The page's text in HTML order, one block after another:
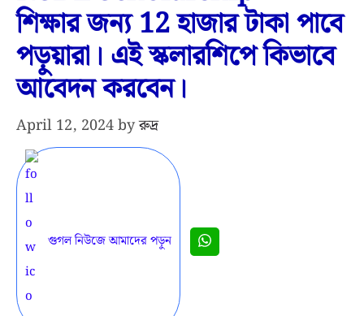
শিক্ষার জন্য 12 হাজার টাকা পাবে
পড়ুয়ারা। এই স্কলারশিপে কিভাবে
আবেদন করবেন।
April 12, 2024byরুদ্র
গুগল নিউজে আমাদের পড়ুন